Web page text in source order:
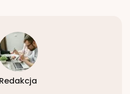
Redakcja